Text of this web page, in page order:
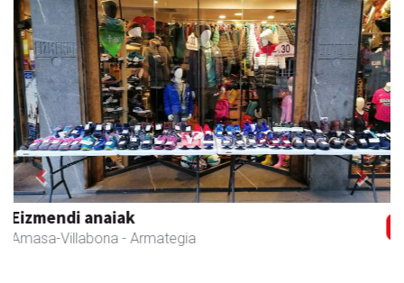
Fleming Herri Eskola
Amasa-Villabona - Hezkuntza
Previous Next